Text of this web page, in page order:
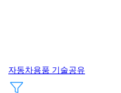
자동차용품 기술공유